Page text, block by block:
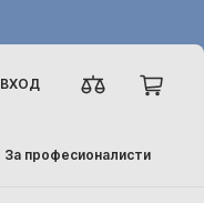
ВХОД
За професионалисти